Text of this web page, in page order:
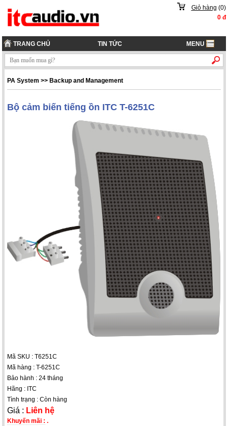
Giỏ hàng (0)
0đ
TRANG CHỦ TIN TỨC MENU
PA System >>Backup and Management
Bộ cảm biến tiếng ồn ITC T-6251C
Mã SKU : T6251C
Mã hàng : T-6251C
Bảo hành : 24 tháng
Hãng : ITC
Tình trạng : Còn hàng
Giá : Liên hệ
Khuyến mãi : .